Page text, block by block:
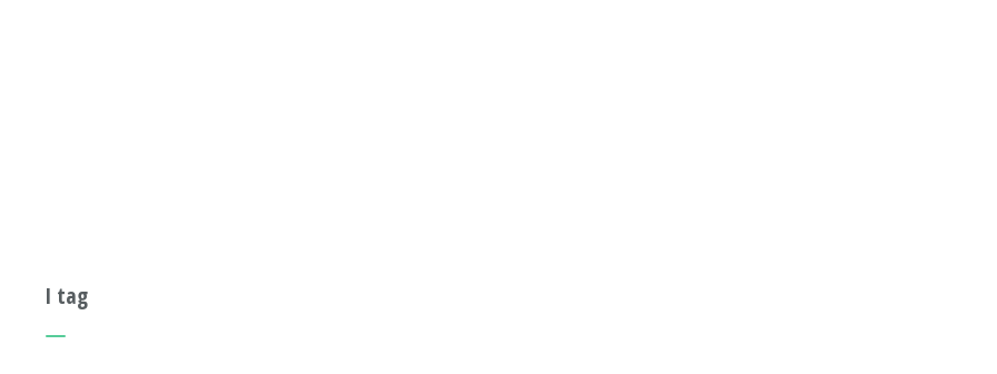
I tag